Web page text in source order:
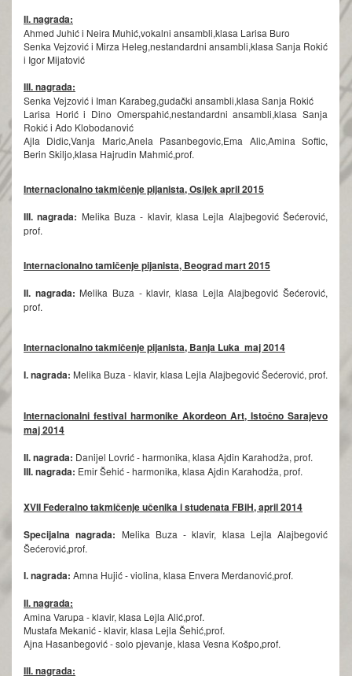
II. nagrada:
Ahmed Juhić i Neira Muhić,vokalni ansambli,klasa Larisa Buro
Senka Vejzović i Mirza Heleg,nestandardni ansambli,klasa Sanja Rokić
i Igor Mijatović
III. nagrada:
Senka Vejzović i Iman Karabeg,gudački ansambli,klasa Sanja Rokić
Larisa Horić i Dino Omerspahić,nestandardni ansambli,klasa Sanja
Rokić i Ado Klobodanović
Ajla Didic,Vanja Maric,Anela Pasanbegovic,Ema Alic,Amina Softic,
Berin Skiljo,klasa Hajrudin Mahmić,prof.
Internacionalno takmičenje pijanista, Osijek april 2015
III. nagrada: Melika Buza - klavir, klasa Lejla Alajbegović Šećerović,
prof.
Internacionalno tamičenje pijanista, Beograd mart 2015
II. nagrada: Melika Buza - klavir, klasa Lejla Alajbegović Šećerović,
prof.
Internacionalno takmičenje pijanista, Banja Luka maj 2014
I. nagrada: Melika Buza - klavir, klasa Lejla Alajbegović Šećerović, prof.
Internacionalni festival harmonike Akordeon Art, Istočno Sarajevo
maj 2014
II. nagrada: Danijel Lovrić - harmonika, klasa Ajdin Karahodža, prof.
III. nagrada: Emir Šehić - harmonika, klasa Ajdin Karahodža, prof.
XVII Federalno takmičenje učenika i studenata FBiH, april 2014
Specijalna nagrada: Melika Buza - klavir, klasa Lejla Alajbegović
Šećerović,prof.
I. nagrada: Amna Hujić - violina, klasa Envera Merdanović,prof.
II. nagrada:
Amina Varupa - klavir, klasa Lejla Alić,prof.
Mustafa Mekanić - klavir, klasa Lejla Šehić,prof.
Ajna Hasanbegović - solo pjevanje, klasa Vesna Košpo,prof.
III. nagrada: